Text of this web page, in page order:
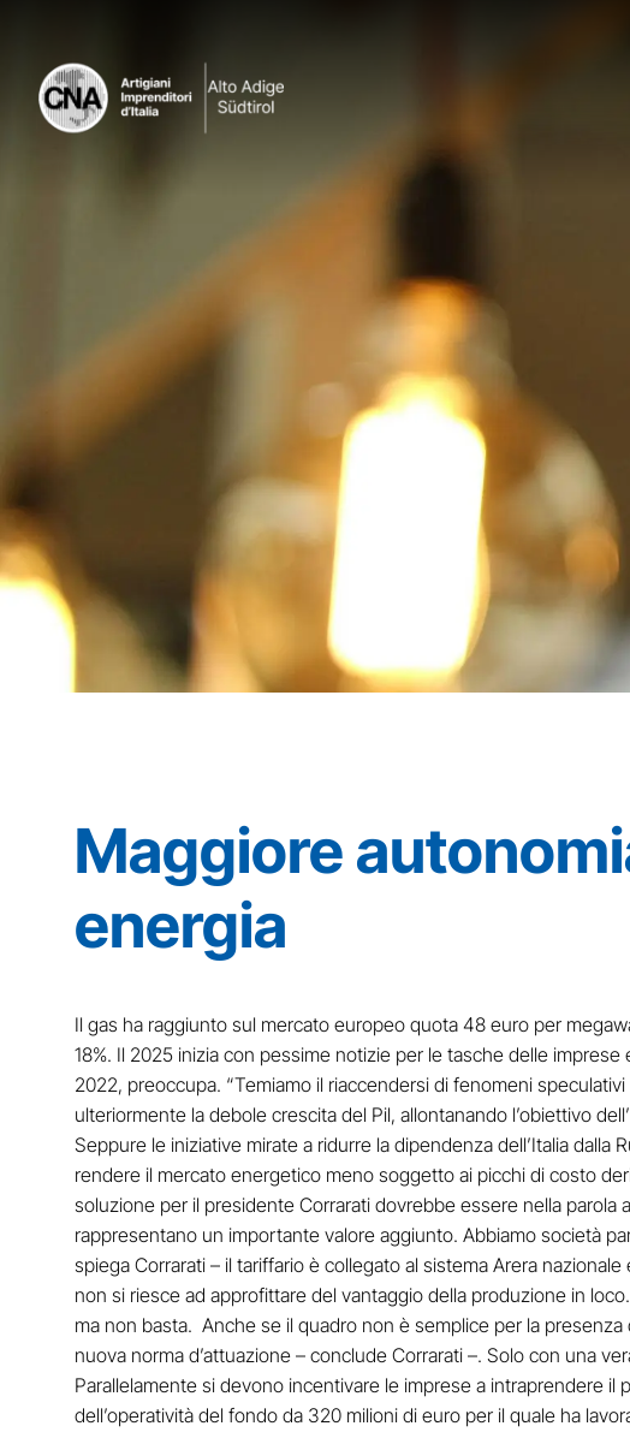
Maggiore
energia
Il gas ha raggiunto sul mercato europeo quota 48 euro per
18%. Il 2025 inizia con pessime notizie per le tasche delle
2022, preoccupa. “Temiamo il riaccendersi di fenomeni
ulteriormente la debole crescita del Pil, allontanando l’obiettivo
Seppure le iniziative mirate a ridurre la dipendenza dell’Italia
rendere il mercato energetico meno soggetto ai picchi di costo
soluzione per il presidente Corrarati dovrebbe essere nella
rappresentano un importante valore aggiunto. Abbiamo società
spiega Corrarati – il tariffario è collegato al sistema Arera
non si riesce ad approfittare del vantaggio della produzione in
ma non basta. Anche se il quadro non è semplice per la
nuova norma d’attuazione – conclude Corrarati –. Solo con una
Parallelamente si devono incentivare le imprese a intraprendere
dell’operatività del fondo da 320 milioni di euro per il quale ha